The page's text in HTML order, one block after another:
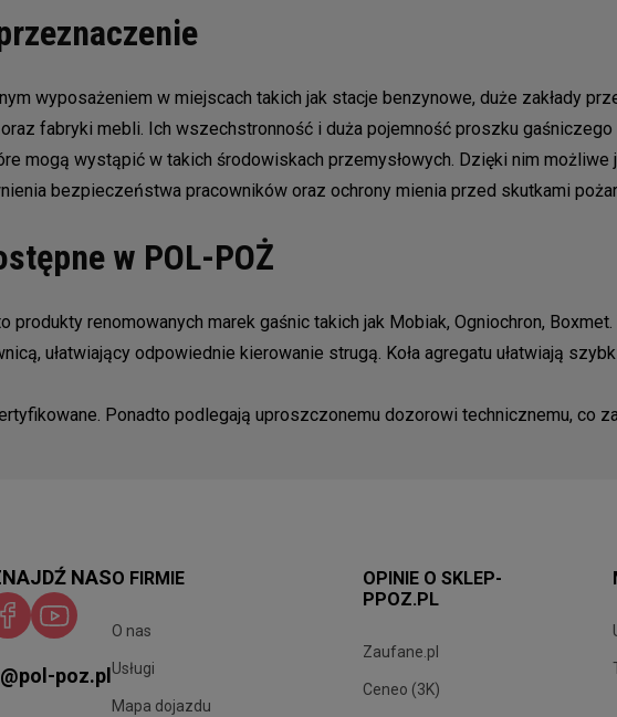
wyposażeniem w miejscach takich jak stacje benzynowe, duże zakłady
fabryki mebli. Ich wszechstronność i duża pojemność proszku
mogą wystąpić w takich środowiskach przemysłowych. Dzięki nim
bezpieczeństwa pracowników oraz ochrony mienia przed skutkami
w POL-POŻ
renomowanych marek gaśnic takich jak Mobiak, Ogniochron,
ułatwiający odpowiednie kierowanie strugą. Koła agregatu ułatwiają
Ponadto podlegają uproszczonemu dozorowi technicznemu, co
poz.pl
NASO FIRMIE
O nas
Usługi
Mapa dojazdu
OPINIE O SKLEP-
PPOZ.PL
Zaufane.pl
Ceneo (3K)